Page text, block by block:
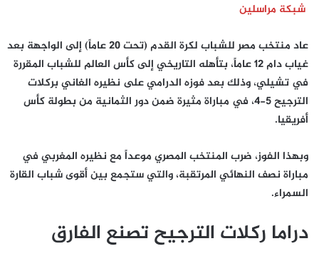
شبكة مراسلين
عاد منتخب مصر للشباب لكرة القدم (تحت 20 عاماً) إلى الواجهة بعد
غياب دام 12 عاماً، بتأهله التاريخي إلى كأس العالم للشباب المقررة
في تشيلي، وذلك بعد فوزه الدرامي على نظيره الغاني بركلات
الترجيح 5-4، في مباراة مثيرة ضمن دور الثمانية من بطولة كأس
أفريقيا.
وبهذا الفوز، ضرب المنتخب المصري موعداً مع نظيره المغربي في
مباراة نصف النهائي المرتقبة، والتي ستجمع بين أقوى شباب القارة
السمراء.
دراما ركلات الترجيح تصنع الفارق